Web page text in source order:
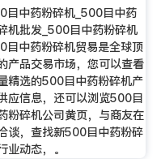
目中药粉碎机_500目中药
机批发_500目中药粉碎机
目中药粉碎机贸易是全球顶
产品交易市场，您可以查看
精选的500目中药粉碎机产
应信息，还可以浏览500目
粉碎机公司黄页，与商友在
谈，查找新500目中药粉碎
业动态，。